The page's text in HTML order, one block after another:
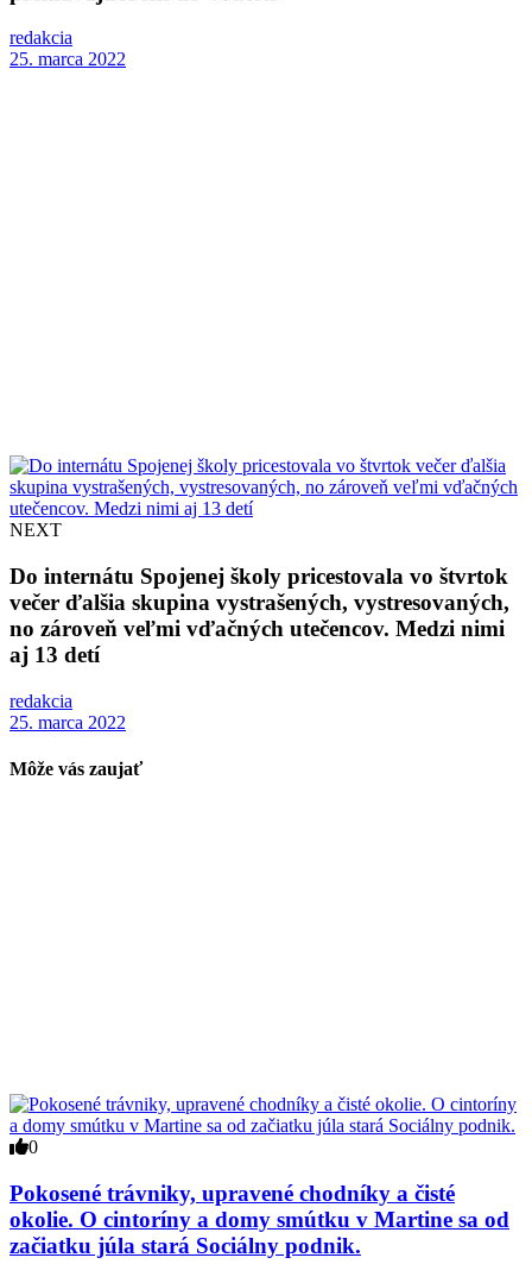
redakcia
25. marca 2022
NEXT
Do internátu Spojenej školy pricestovala vo štvrtok
večer ďalšia skupina vystrašených, vystresovaných,
no zároveň veľmi vďačných utečencov. Medzi nimi
aj 13 detí
redakcia
25. marca 2022
Môže vás zaujať
0
Pokosené trávniky, upravené chodníky a čisté
okolie. O cintoríny a domy smútku v Martine sa od
začiatku júla stará Sociálny podnik.